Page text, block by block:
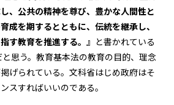
、公共の精神を尊び、豊かな人間性と
成を期するとともに、伝統を継承し、
す教育を推進する。』 と書かれている
思う。教育基本法の教育の目的、理念
げられている。文科省はじめ政府はそ
スすればいいのである。